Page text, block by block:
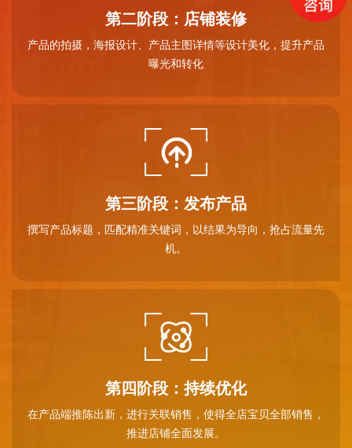
第二阶段：店铺装修
产品的拍摄，海报设计、产品主图详情等设计美化，提升产品
曝光和转化
第三阶段：发布产品
撰写产品标题，匹配精准关键词，以结果为导向，抢占流量先
机。
第四阶段：持续优化
在产品端推陈出新，进行关联销售，使得全店宝贝全部销售，
推进店铺全面发展。